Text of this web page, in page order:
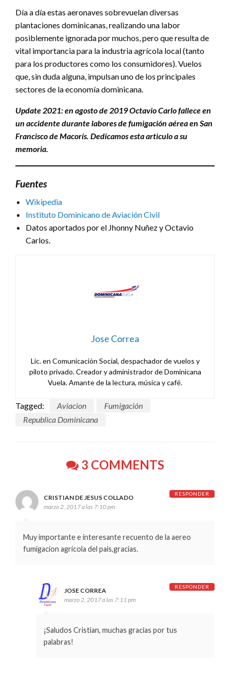
Día a día estas aeronaves sobrevuelan diversas
plantaciones dominicanas, realizando una labor
posiblemente ignorada por muchos, pero que resulta de
vital importancia para la industria agrícola local (tanto
para los productores como los consumidores). Vuelos
que, sin duda alguna, impulsan uno de los principales
sectores de la economía dominicana.
Update 2021: en agosto de 2019 Octavio Carlo fallece en
un accidente durante labores de fumigación aérea en San
Francisco de Macorís. Dedicamos estaarticulo a su
memoria.
Fuentes
Wikipedia
Instituto Dominicano de Aviación Civil
Datos aportados por el Jhonny Nuñez y Octavio
Carlos.
Jose Correa
Lic. en Comunicación Social, despachador de vuelos y
piloto privado. Creador y administrador de Dominicana
Vuela. Amante de la lectura, música y café.
Tagged: Aviacion
Fumigación
Republica Dominicana
3 COMMENTS
CRISTIAN DE JESUS COLLADO
marzo 2, 2017 a las 7:10 pm
Muy importante e interesante recuento de la aereo
fumigacion agricola del pais,gracias.
RESPONDER
JOSE CORREA
marzo 2, 2017 a las 7:11 pm
¡Saludos Cristian, muchas gracias por tus
palabras!
RESPONDER